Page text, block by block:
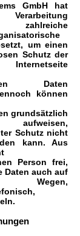
GmbH hat
zahlreiche
um einen
Schutz der
Daten
können
grundsätzlich
aufweisen,
Schutz nicht
kann. Aus
Person frei,
Daten auch auf
Wegen,